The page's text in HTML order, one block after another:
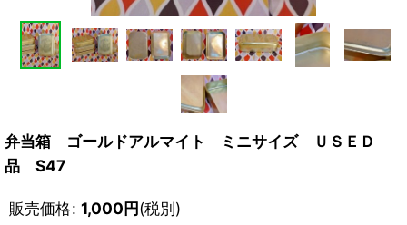
弁当箱 ゴールドアルマイト ミニサイズ ＵＳＥＤ
品 S47
販売価格: 1,000円(税別)